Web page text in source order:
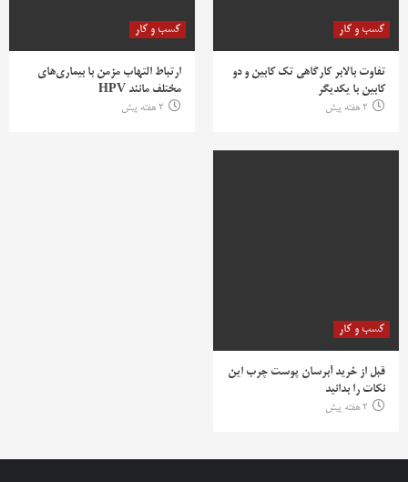
کسب و کار
تفاوت بالابر کارگاهی تک کابین و دو
کابین با یکدیگر
2 هفته پیش
کسب و کار
ارتباط التهاب مزمن با بیماری‌های
مختلف مانند HPV
2 هفته پیش
کسب و کار
قبل از خرید آبرسان پوست چرب این
نکات را بدانید
2 هفته پیش